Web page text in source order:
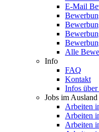
E-Mail
Alle
Info
FAQ
Kontakt
Infos
Jobs im Ausland
Arbeiten
Arbeiten
Arbeiten